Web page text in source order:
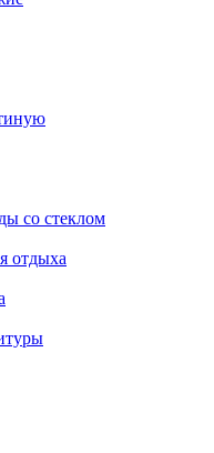
со стеклом
отдыха